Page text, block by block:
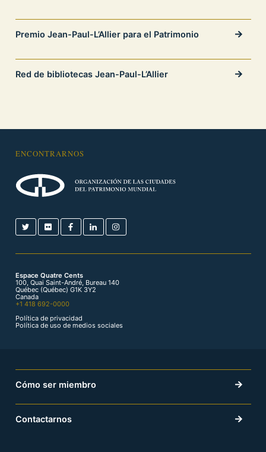
Premio Jean-Paul-L’Allier para el Patrimonio
Red de bibliotecas Jean-Paul-L’Allier
ENCONTRARNOS
Espace Quatre Cents
100, Quai Saint-André, Bureau 140
Québec (Québec) G1K 3Y2
Canada
+1 418 692-0000
Política de privacidad
Política de uso de medios sociales
Cómo ser miembro
Contactarnos